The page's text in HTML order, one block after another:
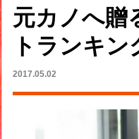
元カノへ贈
トランキン
2017.05.02